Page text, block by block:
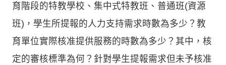
育階段的特教學校、集中式特教班、普通班(資源
班)，學生所提報的人力支持需求時數為多少？教
育單位實際核准提供服務的時數為多少？其中，核
定的審核標準為何？針對學生提報需求但未予核准